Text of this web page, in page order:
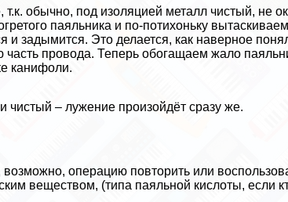
т.к. обычно, под изоляцией металл чистый, не
паяльника и по-потихоньку
и задымится. Это делается, как наверное
часть провода. Теперь обогащаем жало
канифоли.
чистый – лужение произойдёт сразу же.
возможно, операцию повторить или
веществом, (типа паяльной кислоты, если